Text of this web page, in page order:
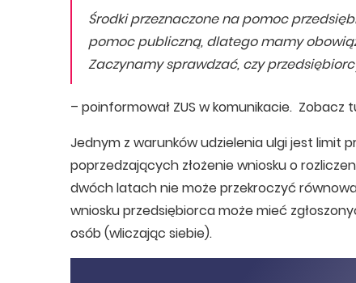
Środki przeznaczone na pomoc
pomoc publiczną, dlatego mamy
Zaczynamy sprawdzać, czy
– poinformował ZUS w komunikacie. Zobacz
Jednym z warunków udzielenia ulgi jest limit
poprzedzających złożenie wniosku o
dwóch latach nie może przekroczyć
wniosku przedsiębiorca może mieć
osób (wliczając siebie).